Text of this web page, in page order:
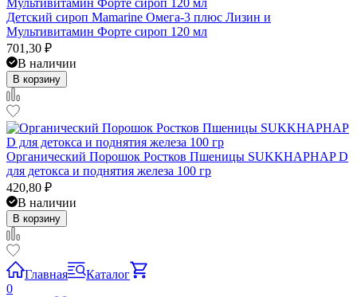
Детский сироп Mamarine Омега-3 плюс Лизин и
Мультивитамин Форте сироп 120 мл
701,30 ₽
В наличии
В корзину
Органический Порошок Ростков Пшеницы SUKKHAPHAP D
для детокса и поднятия железа 100 гр
420,80 ₽
В наличии
В корзину
Главная
Каталог
0